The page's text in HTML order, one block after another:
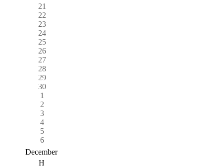
21
22
23
24
25
26
27
28
29
30
1
2
3
4
5
6
December
H